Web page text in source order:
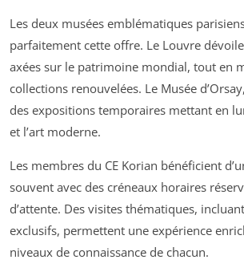
Les deux musées emblématiques
parfaitement cette offre. Le Louvre
axées sur le patrimoine mondial, tout en
collections renouvelées. Le Musée
des expositions temporaires mettant en
et l’art moderne.
Les membres du CE Korian bénéficient
souvent avec des créneaux horaires
d’attente. Des visites thématiques,
exclusifs, permettent une expérience
niveaux de connaissance de chacun.